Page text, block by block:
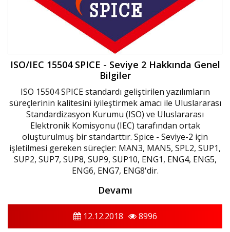
ISO/IEC 15504 SPICE - Seviye 2 Hakkında Genel
Bilgiler
ISO 15504 SPICE standardı geliştirilen yazılımların
süreçlerinin kalitesini iyileştirmek amacı ile Uluslararası
Standardizasyon Kurumu (ISO) ve Uluslararası
Elektronik Komisyonu (IEC) tarafından ortak
oluşturulmuş bir standarttır. Spice - Seviye-2 için
işletilmesi gereken süreçler: MAN3, MAN5, SPL2, SUP1,
SUP2, SUP7, SUP8, SUP9, SUP10, ENG1, ENG4, ENG5,
ENG6, ENG7, ENG8'dir.
Devamı
12.12.2018 8996